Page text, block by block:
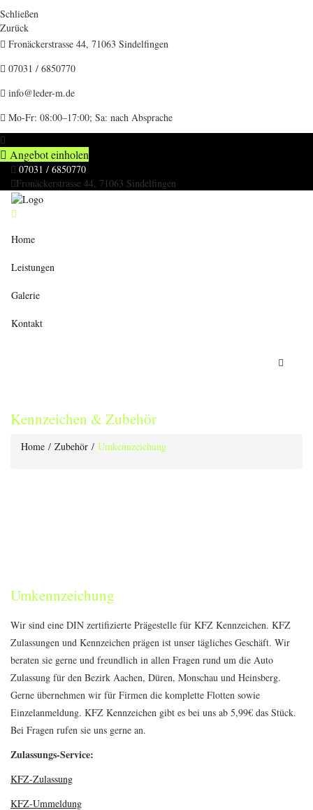
Schließen
Zurück
Fronäckerstrasse 44, 71063 Sindelfingen
07031 / 6850770
info@leder-m.de
Mo-Fr: 08:00–17:00; Sa: nach Absprache
Angebot einholen
07031 / 6850770
Fronäckerstrasse 44, 71063 Sindelfingen
Home
Leistungen
Galerie
Kontakt
Kennzeichen & Zubehör
Home / Zubehör / Umkennzeichung
Umkennzeichung
Wir sind eine DIN zertifizierte Prägestelle für KFZ Kennzeichen. KFZ
Zulassungen und Kennzeichen prägen ist unser tägliches Geschäft. Wir
beraten sie gerne und freundlich in allen Fragen rund um die Auto
Zulassung für den Bezirk Aachen, Düren, Monschau und Heinsberg.
Gerne übernehmen wir für Firmen die komplette Flotten sowie
Einzelanmeldung. KFZ Kennzeichen gibt es bei uns ab 5,99€ das Stück.
Bei Fragen rufen sie uns gerne an.
Zulassungs-Service:
KFZ-Zulassung
KFZ-Ummeldung